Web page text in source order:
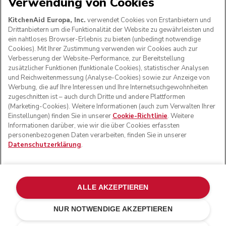
WIR AKZEPTIEREN
FOLGEN SIE UNS
und das Design der Küchenmaschine sind eingetragene
Marken in den USA und in anderen Ländern.
Meine cookies verwalten
Datenschutzerklärung
KitchenAid Europa, Inc. verwendet Cookies von Erstanbietern und
Drittanbietern um die Funktionalität der Website zu gewährleisten und
ein nahtloses Browser-Erlebnis zu bieten (unbedingt notwendige
Cookies). Mit Ihrer Zustimmung verwenden wir Cookies auch zur
Verbesserung der Website-Performance, zur Bereitstellung
zusätzlicher Funktionen (funktionale Cookies), statistischer Analysen
und Reichweitenmessung (Analyse-Cookies) sowie zur Anzeige von
Werbung, die auf Ihre Interessen und Ihre Internetsuchgewohnheiten
zugeschnitten ist – auch durch Dritte und andere Plattformen
(Marketing-Cookies). Weitere Informationen (auch zum Verwalten Ihrer
Einstellungen) finden Sie in unserer Cookie-Richtlinie. Weitere
Informationen darüber, wie wir die über Cookies erfassten
personenbezogenen Daten verarbeiten, finden Sie in unserer
Datenschutzerklärung.
NUR NOTWENDIGE AKZEPTIEREN
ALLE AKZEPTIEREN